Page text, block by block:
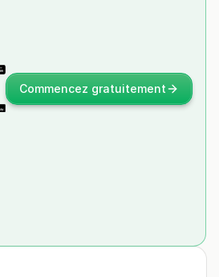
Commencez gratuitement